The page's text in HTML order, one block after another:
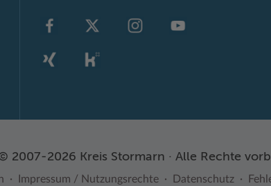
2007-2026 Kreis Stormarn · Alle Rechte
Impressum / Nutzungsrechte Datenschutz